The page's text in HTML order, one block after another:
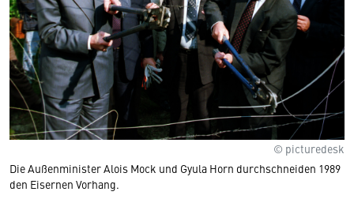
© picturedesk
Die Außenminister Alois Mock und Gyula Horn durchschneiden 1989
den Eisernen Vorhang.